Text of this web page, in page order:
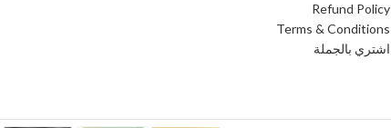
Refund Policy
Terms & Conditions
اشتري بالجملة